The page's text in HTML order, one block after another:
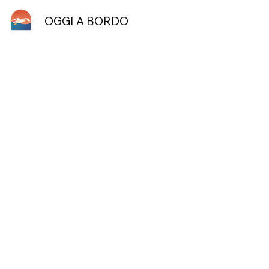
OGGI A BORDO